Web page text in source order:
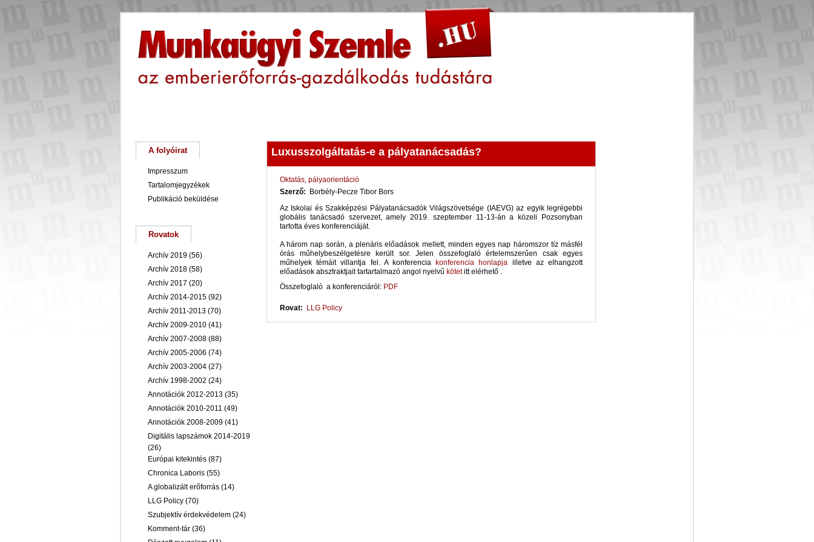
Luxusszolgáltatás-e a pályatanácsadás?
Oktatás, pályaorientáció
Szerző:
Borbély-Pecze Tibor Bors
Az Iskolai és Szakképzési Pályatanácsadók Világszövetsége (IAEVG) az egyik legrégebbi
globális tanácsadó szervezet, amely 2019. szeptember 11-13-án a közeli Pozsonyban
tartotta éves konferenciáját.
A három nap során, a plenáris előadások mellett, minden egyes nap háromszor tíz másfél
órás műhelybeszélgetésre került sor. Jelen összefoglaló értelemszerűen csak egyes
műhelyek témáit villantja fel. A konferencia konferencia honlapja illetve az elhangzott
előadások absztraktjait tartartalmazó angol nyelvű kötetitt elérhető .
Összefoglaló a konferenciáról: PDF
Rovat: LLG Policy
A folyóirat
Impresszum
Tartalomjegyzékek
Publikáció beküldése
Rovatok
Archív 2019 (56)
Archív 2018 (58)
Archív 2017 (20)
Archív 2014-2015 (92)
Archív 2011-2013 (70)
Archív 2009-2010 (41)
Archív 2007-2008 (88)
Archív 2005-2006 (74)
Archív 2003-2004 (27)
Archív 1998-2002 (24)
Annotációk 2012-2013 (35)
Annotációk 2010-2011 (49)
Annotációk 2008-2009 (41)
Digitális lapszámok 2014-2019
(26)
Európai kitekintés (87)
Chronica Laboris (55)
A globalizált erőforrás (14)
LLG Policy (70)
Szubjektív érdekvédelem (24)
Komment-tár (36)